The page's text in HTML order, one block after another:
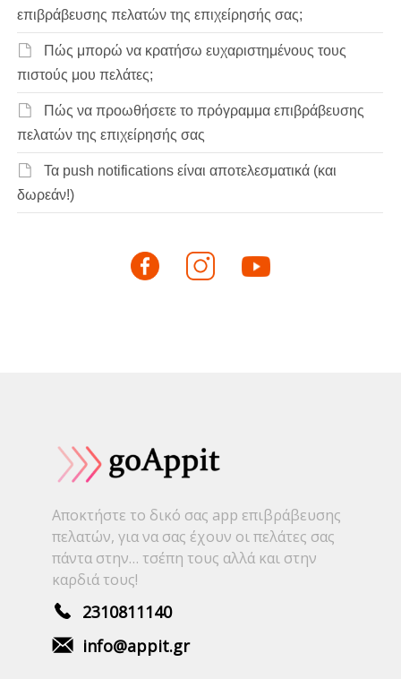
επιβράβευσης πελατών της επιχείρησής σας;
Πώς μπορώ να κρατήσω ευχαριστημένους τους
πιστούς μου πελάτες;
Πώς να προωθήσετε το πρόγραμμα επιβράβευσης
πελατών της επιχείρησής σας
Τα push notifications είναι αποτελεσματικά (και
δωρεάν!)
Αποκτήστε το δικό σας app επιβράβευσης
πελατών, για να σας έχουν οι πελάτες σας
πάντα στην… τσέπη τους αλλά και στην
καρδιά τους!
2310811140
info@appit.gr